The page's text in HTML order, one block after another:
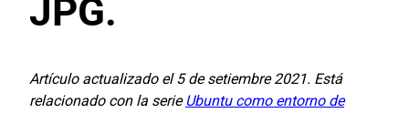
JPG.
Artículo actualizado el 5 de setiembre 2021. Está
relacionado con la serieUbuntu como entorno de